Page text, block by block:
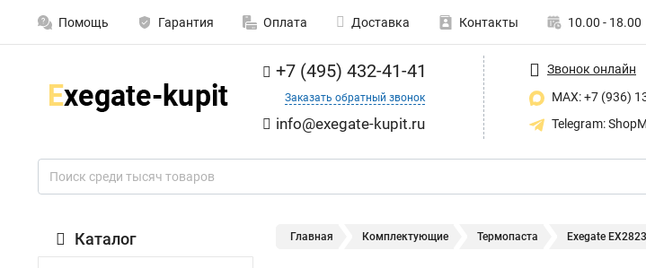
Помощь Гарантия Оплата Доставка Контакты 10.00 - 18.00
+7 (495) 432-41-41
Заказать обратный звонок
info@exegate-kupit.ru
Звонок онлайн
MAX: +7 (936)
Telegram:
Каталог Главная Комплектующие Термопаста Exegate